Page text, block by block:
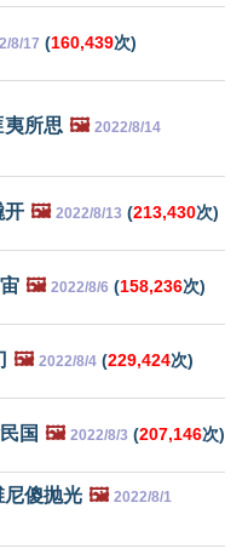
8/17 (160,439次)
所思 🖼️ 2022/8/14
开 🖼️ 2022/8/13 (213,430次)
🖼️ 2022/8/6 (158,236次)
🖼️ 2022/8/4 (229,424次)
国 🖼️ 2022/8/3 (207,146次)
尼傻抛光 🖼️ 2022/8/1